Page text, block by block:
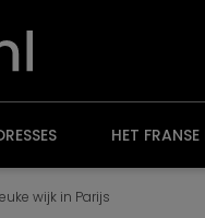
HET FRANSE
wijk in Parijs